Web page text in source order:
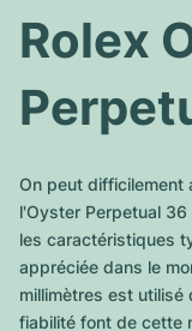
Modèles les plus
Air-King
Omega
Tous les modèles
Modèles les plus
Patek Philippe
Tous les modèles
Modèles les plus
Tous les modèles
Cartier
Breitling
Montres
Tiffany
Louis Vuitton
Van Cleef & Arpels
Bvlgari
Nouveautés
Sale
Rolex
On peut difficilement
l'Oyster Perpetual
les caractéristiques
appréciée dans le
millimètres est utilisé
fiabilité font de cette